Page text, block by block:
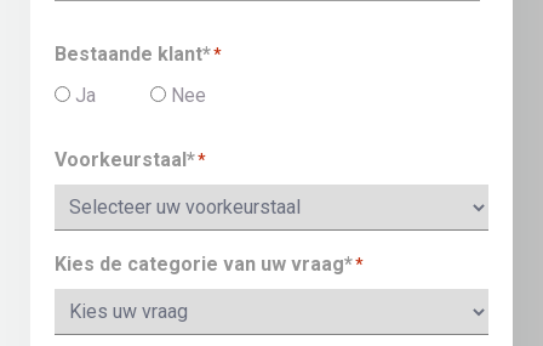
Bestaande klant**
Ja Nee
Voorkeurstaal**
Kies de categorie van uw vraag**